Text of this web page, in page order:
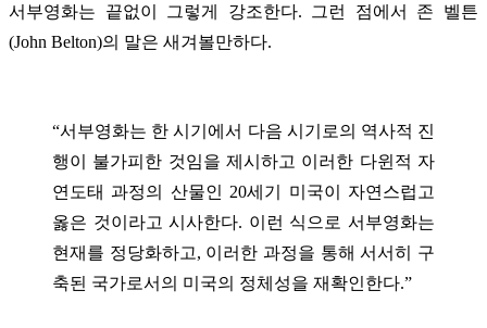
서부영화는 끝없이 그렇게 강조한다. 그런 점에서 존 벨튼
(John Belton)의 말은 새겨볼만하다.
“서부영화는 한 시기에서 다음 시기로의 역사적 진
행이 불가피한 것임을 제시하고 이러한 다윈적 자
연도태 과정의 산물인 20세기 미국이 자연스럽고
옳은 것이라고 시사한다. 이런 식으로 서부영화는
현재를 정당화하고, 이러한 과정을 통해 서서히 구
축된 국가로서의 미국의 정체성을 재확인한다.”